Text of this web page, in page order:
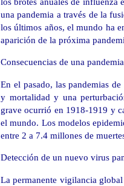
una pandemia a través de la
los últimos años, el mundo ha
aparición de la próxima
Consecuencias de una
En el pasado, las pandemias
y mortalidad y una
grave ocurrió en 1918-1919 y
el mundo. Los modelos
entre 2 a 7.4 millones de
Detección de un nuevo virus
La permanente vigilancia